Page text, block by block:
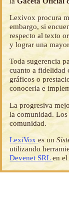
Lexivox procura
embargo, si
respecto al texto
y lograr una
Toda sugerencia
cuanto a fidelidad
gráficos o
conocerla e
La progresiva
la comunidad.
comunidad.
LexiVoxes un
utilizando
Devenet SRLen